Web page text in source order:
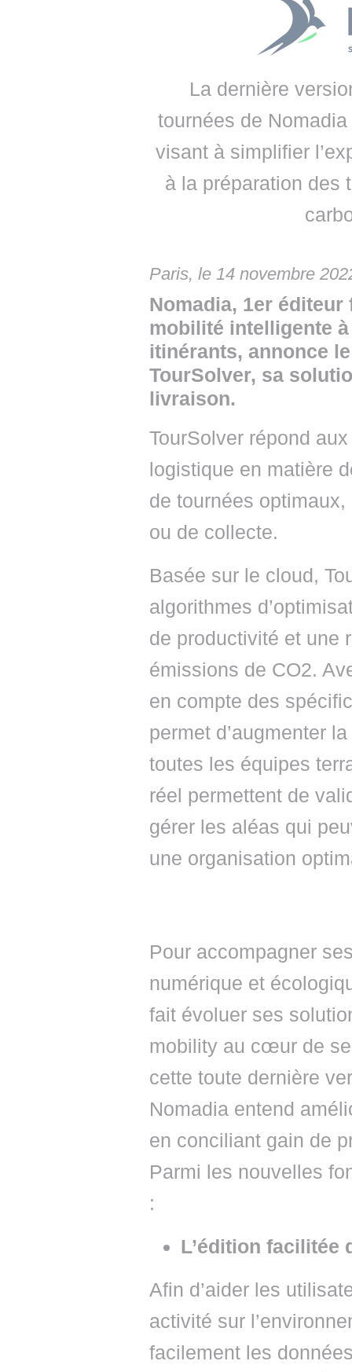
TOUTES LES INTERVIEWS
👉 PRENDRE LA PAROLE
•
•
👉
La dernière
tournées de
visant à simplifier
à la préparation des
Paris, le 14 novembre
Nomadia, 1er
mobilité intelligente
itinérants, annonce
TourSolver, sa
livraison.
TourSolver répond
logistique en matière
de tournées optimaux,
ou de collecte.
Basée sur le cloud,
algorithmes
de productivité et une
émissions de CO2.
en compte des
permet d’augmenter
toutes les équipes
réel permettent de
gérer les aléas qui
une organisation
Pour accompagner
numérique et
fait évoluer ses
mobility au cœur de
cette toute dernière
Nomadia entend
en conciliant gain de
Parmi les nouvelles
:
L’édition facilitée
Afin d’aider les
activité sur
facilement les